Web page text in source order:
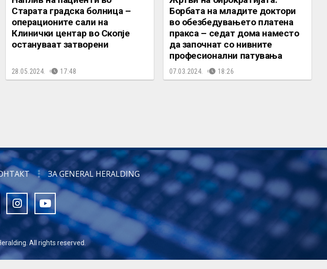
Старата градска болница –
операционите сали на
Клинички центар во Скопје
остануваат затворени
28.05.2024. 17:48
Борбата на младите доктори
во обезбедувањето платена
пракса – седат дома наместо
да започнат со нивните
професионални патувања
07.03.2024. 18:26
ЗА GENERAL HERALDING
All rights reserved.